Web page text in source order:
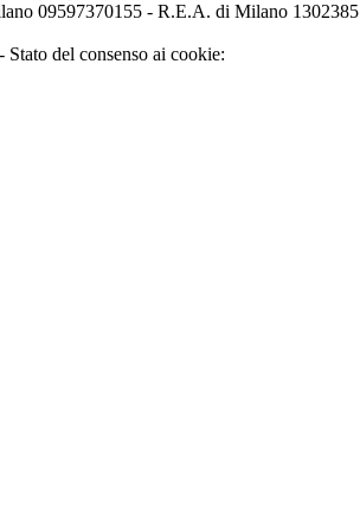
09597370155 - R.E.A. di Milano 1302385
- Stato del consenso ai cookie: